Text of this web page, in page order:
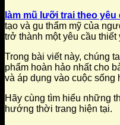
làm mũ lưỡi trai theo yêu
tạo và gu thẩm mỹ của
trở thành một yêu cầu
Trong bài viết này, chúng
phẩm hoàn hảo nhất cho
và áp dụng vào cuộc sống
Hãy cùng tìm hiểu những
hướng thời trang hiện tại.